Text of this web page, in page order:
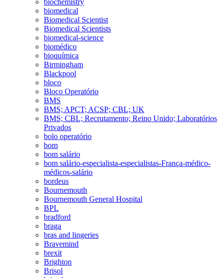
biomedical
Biomedical Scientist
Biomedical Scientists
biomedical-science
biomédico
bioquímica
Birmingham
Blackpool
bloco
Bloco Operatório
BMS
BMS; APCT; ACSP; CBL; UK
BMS; CBL; Recrutamento; Reino Unido; Laboratórios
Privados
bolo operatório
bom
bom salário
bom salário-especialista-especialistas-França-médico-
médicos-salário
bordeus
Bournemouth
Bournemouth General Hospital
BPL
bradford
braga
bras and lingeries
Bravemind
brexit
Brighton
Brisol